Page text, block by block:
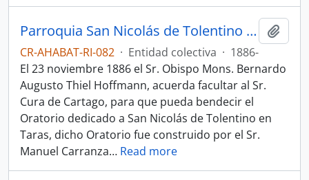
Parroquia San Nicolás de Tolentino (Cartago)
CR-AHABAT-RI-082 · Entidad colectiva · 1886-
El 23 noviembre 1886 el Sr. Obispo Mons. Bernardo
Augusto Thiel Hoffmann, acuerda facultar al Sr.
Cura de Cartago, para que pueda bendecir el
Oratorio dedicado a San Nicolás de Tolentino en
Taras, dicho Oratorio fue construido por el Sr.
Manuel Carranza… Read more